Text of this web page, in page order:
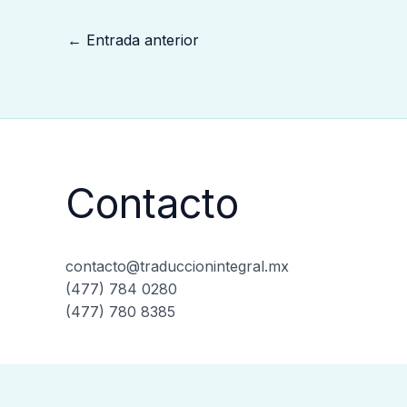
← Entrada anterior
Contacto
contacto@traduccionintegral.mx
(477) 784 0280
(477) 780 8385